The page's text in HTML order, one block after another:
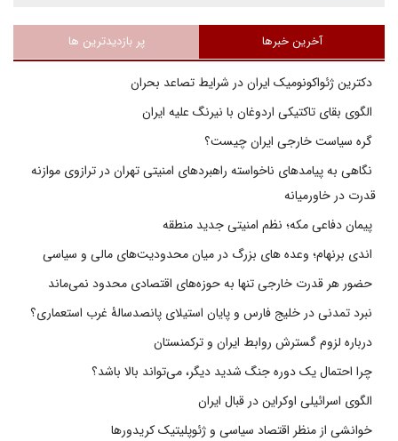
آخرین خبرها پر بازدیدترین ها
دکترین ژئواکونومیک ایران در شرایط تصاعد بحران
الگوی بقای تاکتیکی اردوغان با نیرنگ علیه ایران
گره سیاست خارجی ایران چیست؟
نگاهی به پیامدهای ناخواسته راهبردهای امنیتی تهران در ترازوی موازنه
قدرت در خاورمیانه
پیمان دفاعی مکه؛ نظم امنیتی جدید منطقه
اندی برنهام؛ وعده های بزرگ در میان محدودیت‌های مالی و سیاسی
حضور هر قدرت خارجی تنها به حوزه‌های اقتصادی محدود نمی‌ماند
نبرد تمدنی در خلیج فارس و پایان استیلای پانصدسالۀ غرب استعماری؟
درباره لزوم گسترش روابط ایران و ترکمنستان
چرا احتمال یک دوره جنگ شدید دیگر، می‌تواند بالا باشد؟
الگوی اسرائیلی اوکراین در قبال ایران
خوانشی از منظر اقتصاد سیاسی و ژئوپلیتیک کریدورها